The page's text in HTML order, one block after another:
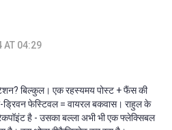
AT 04:29
बिल्कुल। एक रहस्यमय पोस्ट + फैंस की
ड्रिवन फेस्टिवल = वायरल बकवास। राहुल के
है - उसका बल्ला अभी भी एक फ्लेक्सिबल